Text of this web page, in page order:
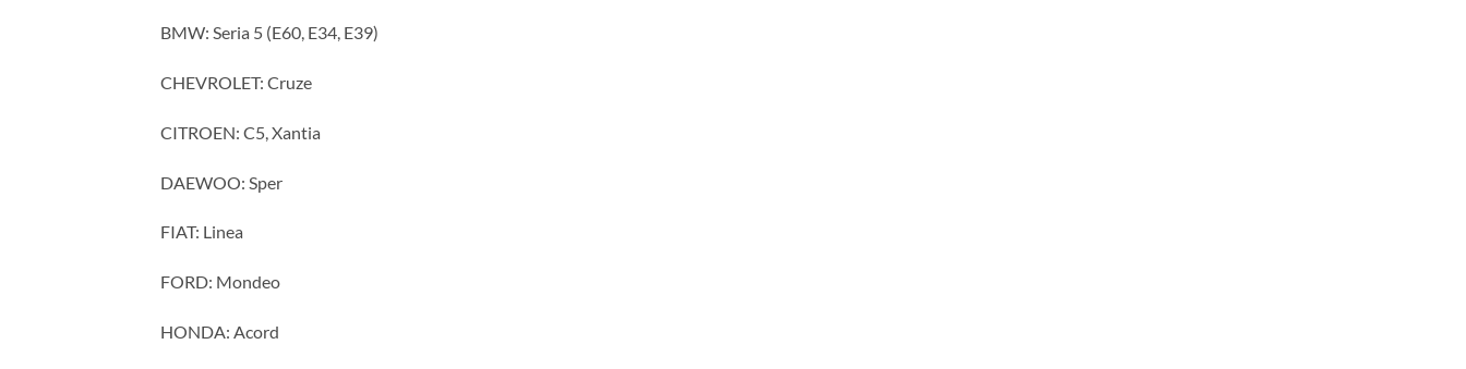
BMW: Seria 5 (E60, E34, E39)
CHEVROLET: Cruze
CITROEN: C5, Xantia
DAEWOO: Sper
FIAT: Linea
FORD: Mondeo
HONDA: Acord